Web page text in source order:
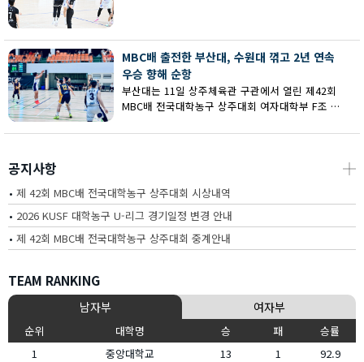
MBC배 출전한 부산대, 수원대 꺾고 2년 연속
우승 향해 순항
부산대는 11일 상주체육관 구관에서 열린 제42회
MBC배 전국대학농구 상주대회 여자대학부 F조 예
공지사항 ┼
• 제 42회 MBC배 전국대학농구 상주대회 시상내역
• 2026 KUSF 대학농구 U-리그 경기일정 변경 안내
• 제 42회 MBC배 전국대학농구 상주대회 중계안내
TEAM RANKING
남자부 여자부
순위 대학명 승 패
승률
1
중앙대학교 13 1
92.9